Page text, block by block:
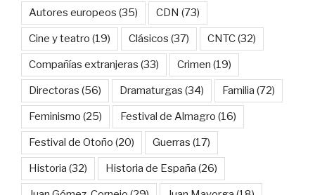
Autores europeos (35) CDN (73)
Cine y teatro (19) Clásicos (37) CNTC(32)
Compañías extranjeras (33) Crimen (19)
Directoras (56) Dramaturgas (34) Familia (72)
Feminismo (25) Festival de Almagro (16)
Festival de Otoño (20) Guerras (17)
Historia (32) Historia de España (26)